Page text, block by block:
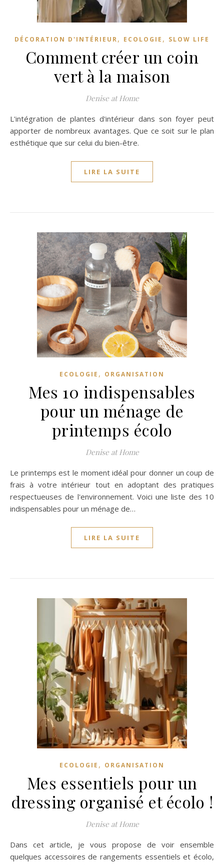
DÉCORATION D'INTÉRIEUR, ECOLOGIE , SLOW LIFE
Comment créer un coin
vert à la maison
Denise at Home
L'intégration de plantes d'intérieur dans son foyer peut
apporter de nombreux avantages. Que ce soit sur le plan
esthétique que sur celui du bien-être.
LIRE LA SUITE
ECOLOGIE , ORGANISATION
Mes 10 indispensables
pour un ménage de
printemps écolo
Denise at Home
Le printemps est le moment idéal pour donner un coup de
frais à votre intérieur tout en adoptant des pratiques
respectueuses de l'environnement. Voici une liste des 10
indispensables pour un ménage de…
LIRE LA SUITE
ECOLOGIE , ORGANISATION
Mes essentiels pour un
dressing organisé et écolo !
Denise at Home
Dans cet article, je vous propose de voir ensemble
quelques accessoires de rangements essentiels et écolo,